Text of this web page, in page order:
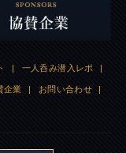
| 一人呑み潜入レポ |
企業 | お問い合わせ |